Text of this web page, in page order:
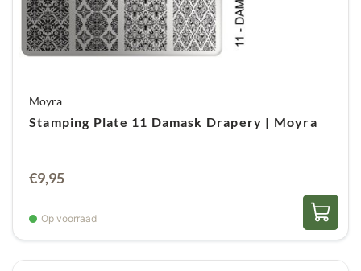
Moyra
Stamping Plate 11 Damask Drapery | Moyra
€9,95
Op voorraad